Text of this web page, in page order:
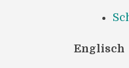
Englisch